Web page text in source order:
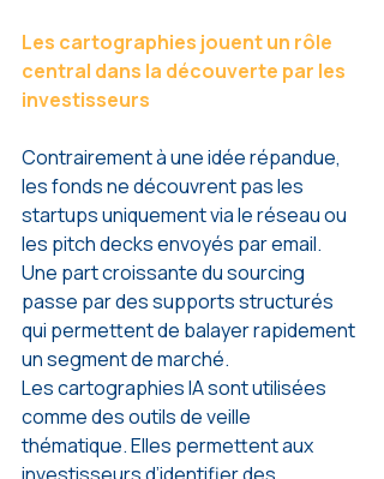
Les cartographies jouent un rôle
central dans la découverte par les
investisseurs
Contrairement à une idée répandue,
les fonds ne découvrent pas les
startups uniquement via le réseau ou
les pitch decks envoyés par email.
Une part croissante du sourcing
passe par des supports structurés
qui permettent de balayer rapidement
un segment de marché.
Les cartographies IA sont utilisées
comme des outils de veille
thématique. Elles permettent aux